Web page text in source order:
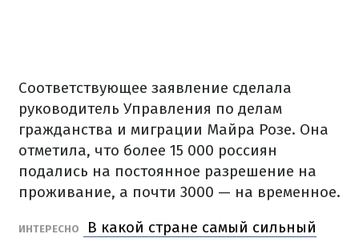
Соответствующее заявление сделала
руководитель Управления по делам
гражданства и миграции Майра Розе. Она
отметила, что более 15 000 россиян
подались на постоянное разрешение на
проживание, а почти 3000 — на временное.
ИНТЕРЕСНО
В какой стране самый сильный